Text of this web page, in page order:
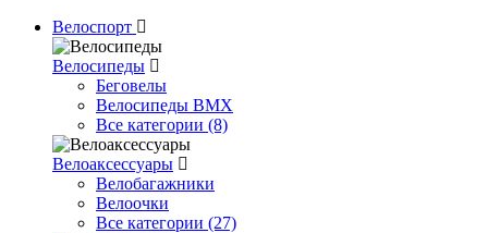
Велоспорт
Велосипеды
Беговелы
Велосипеды BMX
Все категории (8)
Велоаксессуары
Велобагажники
Велоочки
Все категории (27)